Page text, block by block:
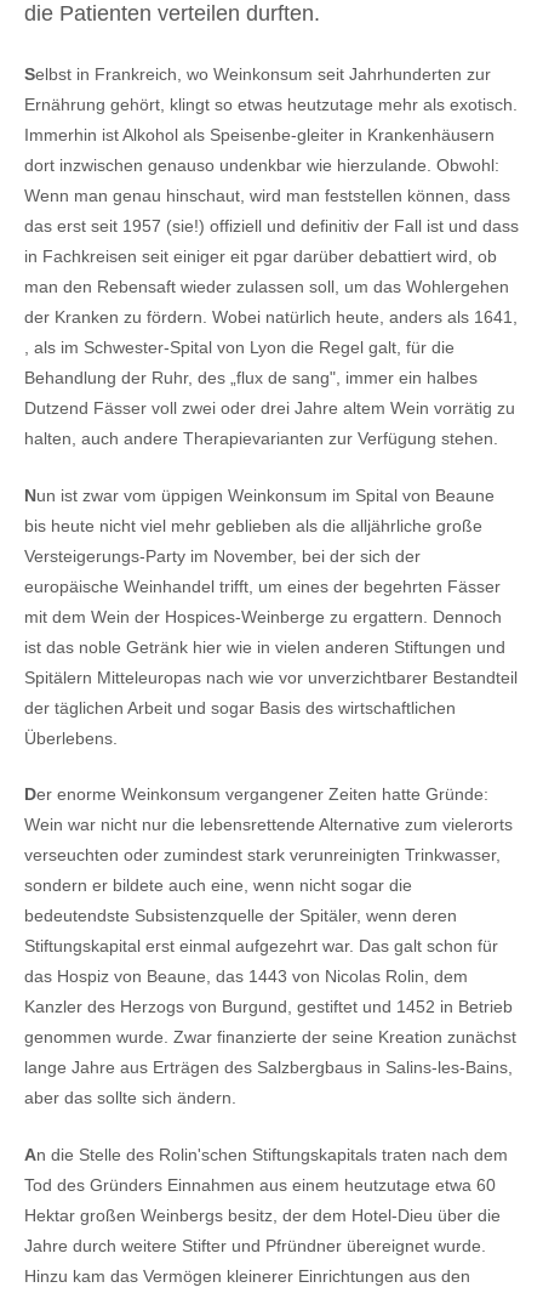
die Patienten verteilen durften.
Selbst in Frankreich, wo Weinkonsum seit Jahrhunderten zur
Ernährung gehört, klingt so etwas heutzutage mehr als exotisch.
Immerhin ist Alkohol als Speisenbe-gleiter in Krankenhäusern
dort inzwischen genauso undenkbar wie hierzulande. Obwohl:
Wenn man genau hinschaut, wird man feststellen können, dass
das erst seit 1957 (sie!) offiziell und definitiv der Fall ist und dass
in Fachkreisen seit einiger eit pgar darüber debattiert wird, ob
man den Rebensaft wieder zulassen soll, um das Wohlergehen
der Kranken zu fördern. Wobei natürlich heute, anders als 1641,
, als im Schwester-Spital von Lyon die Regel galt, für die
Behandlung der Ruhr, des „flux de sang", immer ein halbes
Dutzend Fässer voll zwei oder drei Jahre altem Wein vorrätig zu
halten, auch andere Therapievarianten zur Verfügung stehen.
Nun ist zwar vom üppigen Weinkonsum im Spital von Beaune
bis heute nicht viel mehr geblieben als die alljährliche große
Versteigerungs-Party im November, bei der sich der
europäische Weinhandel trifft, um eines der begehrten Fässer
mit dem Wein der Hospices-Weinberge zu ergattern. Dennoch
ist das noble Getränk hier wie in vielen anderen Stiftungen und
Spitälern Mitteleuropas nach wie vor unverzichtbarer Bestandteil
der täglichen Arbeit und sogar Basis des wirtschaftlichen
Überlebens.
Der enorme Weinkonsum vergangener Zeiten hatte Gründe:
Wein war nicht nur die lebensrettende Alternative zum vielerorts
verseuchten oder zumindest stark verunreinigten Trinkwasser,
sondern er bildete auch eine, wenn nicht sogar die
bedeutendste Subsistenzquelle der Spitäler, wenn deren
Stiftungskapital erst einmal aufgezehrt war. Das galt schon für
das Hospiz von Beaune, das 1443 von Nicolas Rolin, dem
Kanzler des Herzogs von Burgund, gestiftet und 1452 in Betrieb
genommen wurde. Zwar finanzierte der seine Kreation zunächst
lange Jahre aus Erträgen des Salzbergbaus in Salins-les-Bains,
aber das sollte sich ändern.
An die Stelle des Rolin'schen Stiftungskapitals traten nach dem
Tod des Gründers Einnahmen aus einem heutzutage etwa 60
Hektar großen Weinbergs besitz, der dem Hotel-Dieu über die
Jahre durch weitere Stifter und Pfründner übereignet wurde.
Hinzu kam das Vermögen kleinerer Einrichtungen aus den